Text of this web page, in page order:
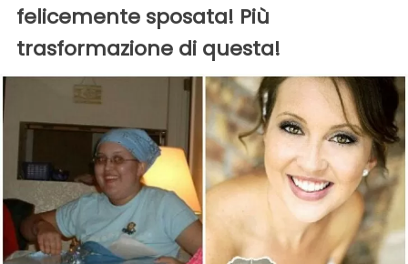
felicemente sposata! Più
trasformazione di questa!